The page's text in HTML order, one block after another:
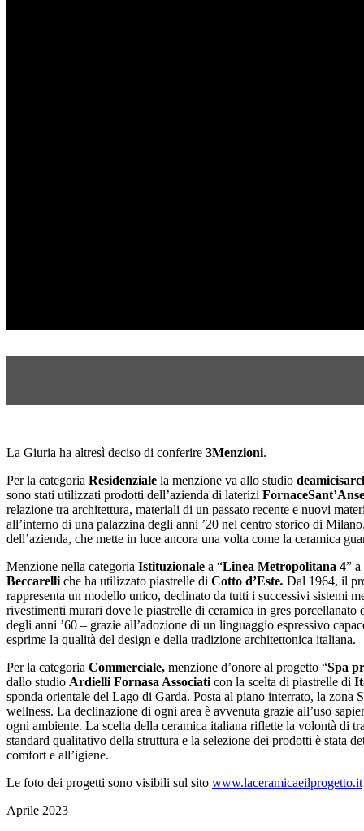
La Giuria ha altresì deciso di conferire 3Menzioni.
Per la categoria Residenziale la menzione va allo studio
sono stati utilizzati prodotti dell’azienda di laterizi Fornace
relazione tra architettura, materiali di un passato recente e nuovi
all’interno di una palazzina degli anni ’20 nel centro storico di
dell’azienda, che mette in luce ancora una volta come la ceramica
Menzione nella categoria Istituzionale a “Linea Metropolitana 4”
Beccarelli che ha utilizzato piastrelle di Cotto d’Este. Dal 1964, il
rappresenta un modello unico, declinato da tutti i successivi sistemi
rivestimenti murari dove le piastrelle di ceramica in gres
degli anni ’60 – grazie all’adozione di un linguaggio espressivo
esprime la qualità del design e della tradizione architettonica italiana.
Per la categoria Commerciale, menzione d’onore al progetto “Spa
dallo studio Ardielli Fornasa Associati con la scelta di piastrelle di
sponda orientale del Lago di Garda. Posta al piano interrato, la zona
wellness. La declinazione di ogni area è avvenuta grazie all’uso
ogni ambiente. La scelta della ceramica italiana riflette la volontà di
standard qualitativo della struttura e la selezione dei prodotti è stata
comfort e all’igiene.
Le foto dei progetti sono visibili sul sito www.laceramicaeilprogetto.it
Aprile 2023